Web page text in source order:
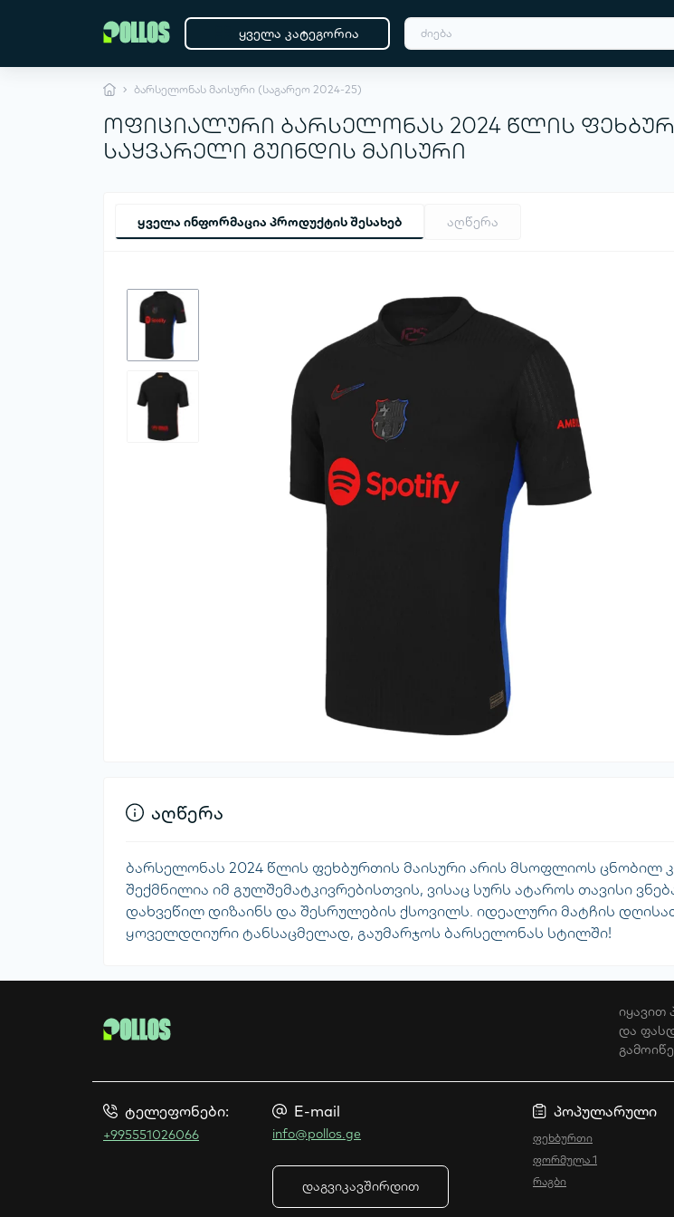
ყველა კატეგორია
ბარსელონას მაისური (საგარეო 2024-25)
ოფიციალური ბარსელონას 2024 წლის
საყვარელი გუინდის მაისური
ყველა ინფორმაცია პროდუქტის შესახებ აღწერა
აღწერა
ბარსელონას 2024 წლის ფეხბურთის მაისური არის მსოფლიოს ცნობილ
შექმნილია იმ გულშემატკივრებისთვის, ვისაც სურს ატაროს თავისი
დახვეწილ დიზაინს და შესრულების ქსოვილს. იდეალური მატჩის
ყოველდღიური ტანსაცმელად, გაუმარჯოს ბარსელონას სტილში!
იყავით
და
ტელეფონები:
+995551026066
E-mail
info@pollos.ge
დაგვიკავშირდით
პოპულარული
ფეხბურთი
ფორმულა 1
რაგბი